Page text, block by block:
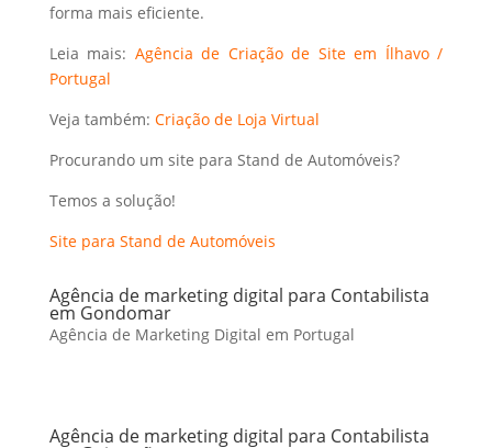
forma mais eficiente.
Leia mais: Agência de Criação de Site em Ílhavo /
Portugal
Veja também: Criação de Loja Virtual
Procurando um site para Stand de Automóveis?
Temos a solução!
Site para Stand de Automóveis
Agência de marketing digital para Contabilista
em Gondomar
Agência de Marketing Digital em Portugal
Agência de marketing digital para Contabilista